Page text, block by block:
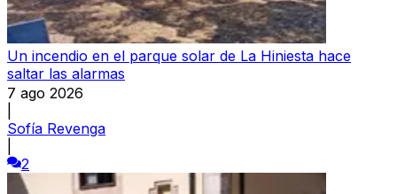
Un incendio en el parque solar de La Hiniesta hace
saltar las alarmas
7 ago 2026
Sofía Revenga
2